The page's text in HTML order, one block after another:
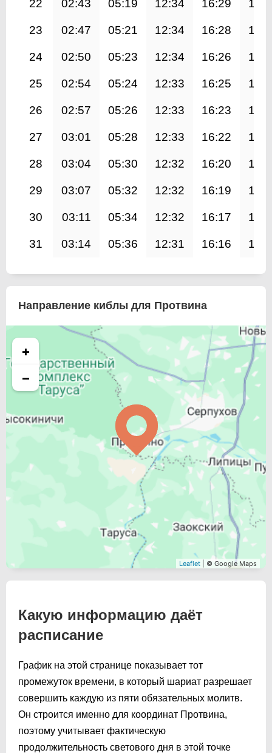
22 02:43 05:19 12:34 16:29
23 02:47 05:21 12:34 16:28
24 02:50 05:23 12:34 16:26
25 02:54 05:24 12:33 16:25
26 02:57 05:26 12:33 16:23
27 03:01 05:28 12:33 16:22
28 03:04 05:30 12:32 16:20
29 03:07 05:32 12:32 16:19
30 03:11 05:34 12:32 16:17
31 03:14 05:36 12:31 16:16
Направление киблы для Протвина
+
−
Leaflet | © Google Maps
Какую информацию даёт
расписание
График на этой странице показывает тот
промежуток времени, в который шариат разрешает
совершить каждую из пяти обязательных молитв.
Он строится именно для координат Протвина,
поэтому учитывает фактическую
продолжительность светового дня в этой точке